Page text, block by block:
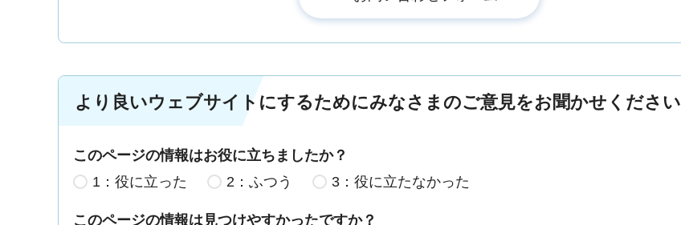
より良いウェブサイトにするためにみなさまのご意見をお聞かせください
このページの情報はお役に立ちましたか？
1：役に立った
2：ふつう 3：役に立たなかった
このページの情報は見つけやすかったですか？